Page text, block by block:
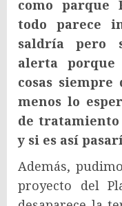
como parque
todo parece
saldría pero
alerta
cosas siempre
menos lo
de tratamiento
y si es así
Además,
proyecto del